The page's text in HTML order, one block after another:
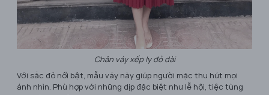
Chân váy xếp ly đỏ dài
Với sắc đỏ nổi bật, mẫu váy này giúp người mặc thu hút mọi
ánh nhìn. Phù hợp với những dịp đặc biệt như lễ hội, tiệc tùng